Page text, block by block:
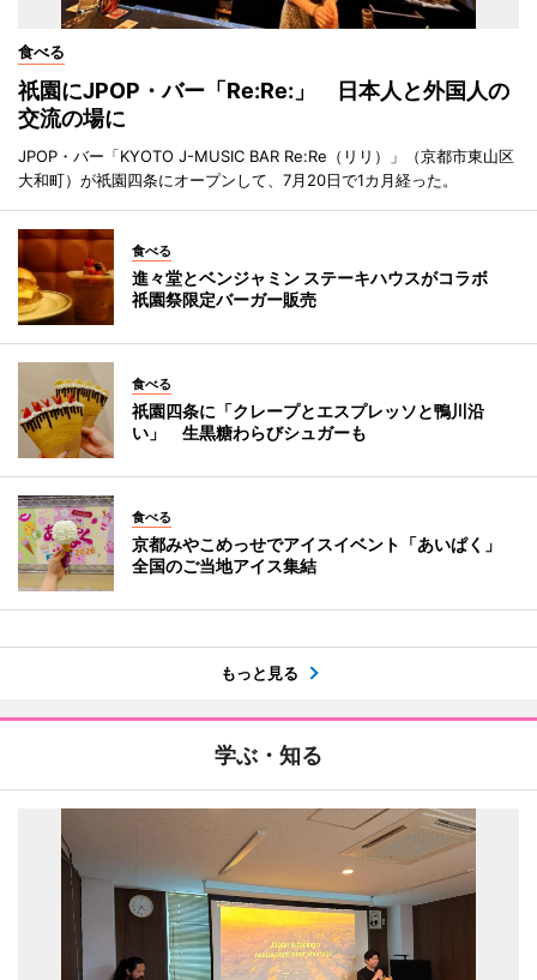
食べる
祇園にJPOP・バー「Re:Re:」 日本人と外国人の
交流の場に
JPOP・バー「KYOTO J-MUSIC BAR Re:Re（リリ）」（京都市東山区
大和町）が祇園四条にオープンして、7月20日で1カ月経った。
食べる
進々堂とベンジャミン ステーキハウスがコラボ
祇園祭限定バーガー販売
食べる
祇園四条に「クレープとエスプレッソと鴨川沿
い」 生黒糖わらびシュガーも
食べる
京都みやこめっせでアイスイベント「あいぱく」
全国のご当地アイス集結
もっと見る
学ぶ・知る